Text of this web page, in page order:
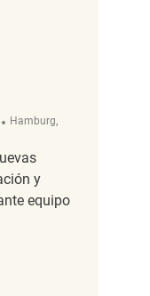
Ubicación
Hamburg,
y
equipo